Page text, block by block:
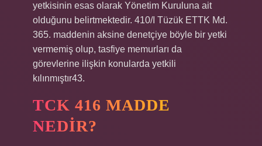
yetkisinin esas olarak Yönetim Kuruluna ait
olduğunu belirtmektedir. 410/I Tüzük ETTK Md.
365. maddenin aksine denetçiye böyle bir yetki
vermemiş olup, tasfiye memurları da
görevlerine ilişkin konularda yetkili
kılınmıştır43.
TCK 416 MADDE
NEDIR?